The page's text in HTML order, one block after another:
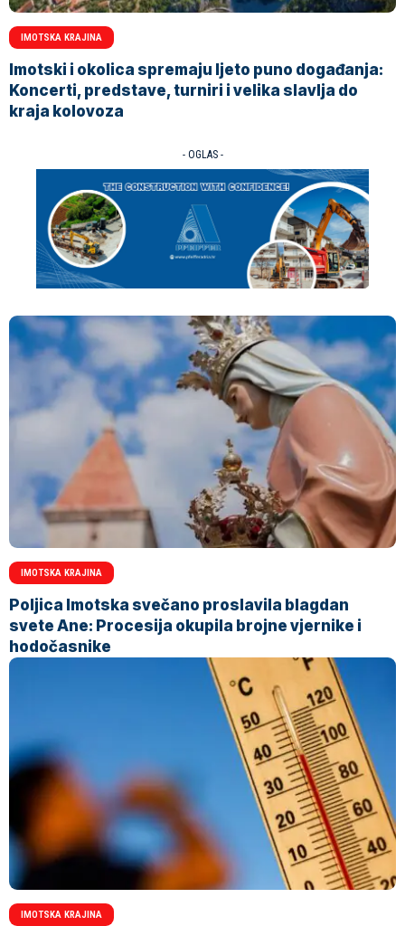
IMOTSKA KRAJINA
Imotski i okolica spremaju ljeto puno događanja:
Koncerti, predstave, turniri i velika slavlja do
kraja kolovoza
- OGLAS -
IMOTSKA KRAJINA
Poljica Imotska svečano proslavila blagdan
svete Ane: Procesija okupila brojne vjernike i
hodočasnike
IMOTSKA KRAJINA